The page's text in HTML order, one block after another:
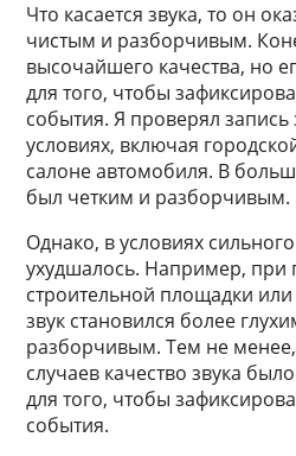
Что касается звука, то он
чистым и разборчивым.
высочайшего качества, но
для того, чтобы
события. Я проверял запись
условиях, включая
салоне автомобиля. В
был четким и разборчивым.
Однако, в условиях
ухудшалось. Например, при
строительной площадки
звук становился более
разборчивым. Тем не
случаев качество звука
для того, чтобы
события.